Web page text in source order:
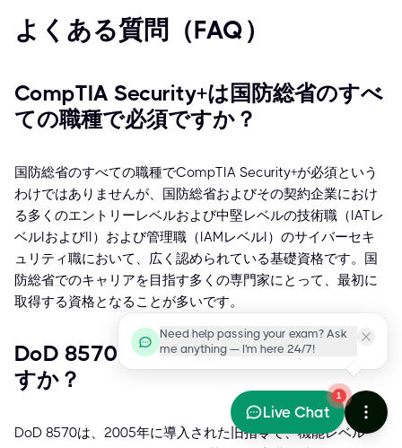
よくある質問（FAQ）
CompTIA Security+は国防総省のすべ
ての職種で必須ですか？
国防総省のすべての職種でCompTIA Security+が必須という
わけではありませんが、国防総省およびその契約企業におけ
る多くのエントリーレベルおよび中堅レベルの技術職（IATレ
ベルIおよびII）および管理職（IAMレベルI）のサイバーセキ
ュリティ職において、広く認められている基礎資格です。国
防総省でのキャリアを目指す多くの専門家にとって、最初に
取得する資格となることが多いです。
DoD 8570とDoD 8140の違いは何で
すか？
DoD 8570は、2005年に導入された旧指令で、機能レベル
Need help passing your exam? Ask
me anything — I'm here 24/7!
1
Live Chat